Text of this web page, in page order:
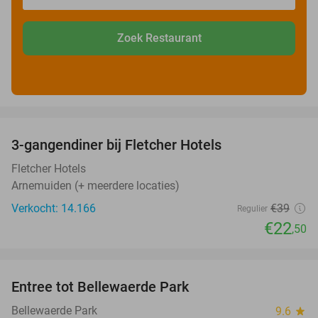
Zoek Restaurant
3-gangendiner bij Fletcher Hotels
Fletcher Hotels
Arnemuiden (+ meerdere locaties)
Verkocht: 14.166
Regulier €39
€22,50
Entree tot Bellewaerde Park
Bellewaerde Park 9.6 star